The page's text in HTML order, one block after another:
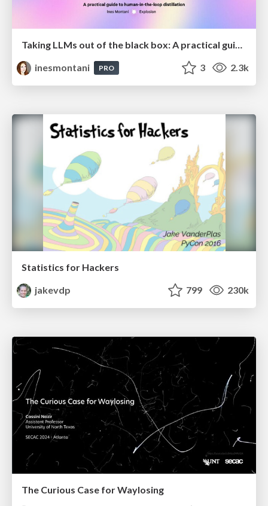
inesmontani
PRO 3 2.3k
Statistics for Hackers
jakevdp
799 230k
The Curious Case for Waylosing